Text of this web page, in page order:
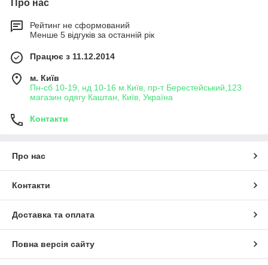
Про нас
Рейтинг не сформований
Менше 5 відгуків за останній рік
Працює з 11.12.2014
м. Київ
Пн-сб 10-19, нд 10-16 м.Київ, пр-т Берестейський,123
магазин одягу Каштан, Київ, Україна
Контакти
Про нас
Контакти
Доставка та оплата
Повна версія сайту